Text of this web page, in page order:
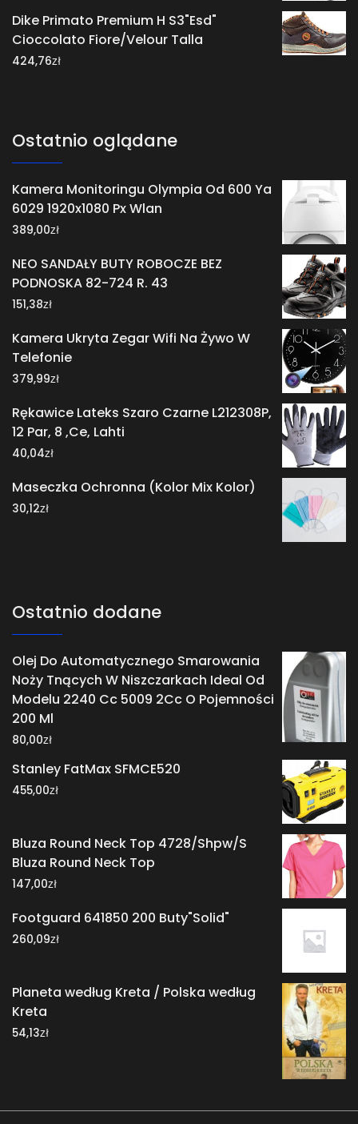
Dike Primato Premium H S3"Esd"
Cioccolato Fiore/Velour Talla
424,76zł
Ostatnio oglądane
Kamera Monitoringu Olympia Od 600 Ya
6029 1920x1080 Px Wlan
389,00zł
NEO SANDAŁY BUTY ROBOCZE BEZ
PODNOSKA 82-724 R. 43
151,38zł
Kamera Ukryta Zegar Wifi Na Żywo W
Telefonie
379,99zł
Rękawice Lateks Szaro Czarne L212308P,
12 Par, 8 ,Ce, Lahti
40,04zł
Maseczka Ochronna (Kolor Mix Kolor)
30,12zł
Ostatnio dodane
Olej Do Automatycznego Smarowania
Noży Tnących W Niszczarkach Ideal Od
Modelu 2240 Cc 5009 2Cc O Pojemności
200 Ml
80,00zł
Stanley FatMax SFMCE520
455,00zł
Bluza Round Neck Top 4728/Shpw/S
Bluza Round Neck Top
147,00zł
Footguard 641850 200 Buty"Solid"
260,09zł
Planeta według Kreta / Polska według
Kreta
54,13zł